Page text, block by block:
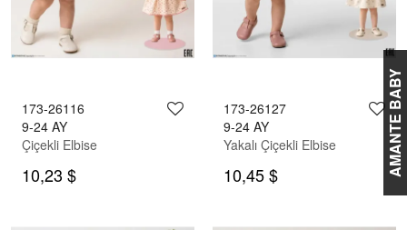
AMANTE BABY
173-26116
9-24 AY
Çiçekli Elbise
10,23 $
173-26127
9-24 AY
Yakalı Çiçekli Elbise
10,45 $